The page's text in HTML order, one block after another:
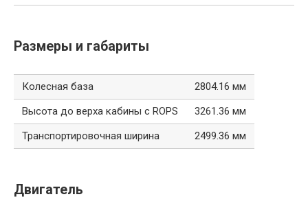
Размеры и габариты
Колесная база
2804.16 мм
Высота до верха кабины с ROPS
3261.36 мм
Транспортировочная ширина
2499.36 мм
Двигатель